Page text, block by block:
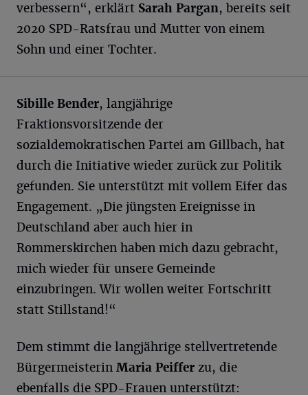
verbessern“, erklärt Sarah Pargan, bereits seit
2020 SPD-Ratsfrau und Mutter von einem
Sohn und einer Tochter.
Sibille Bender, langjährige
Fraktionsvorsitzende der
sozialdemokratischen Partei am Gillbach, hat
durch die Initiative wieder zurück zur Politik
gefunden. Sie unterstützt mit vollem Eifer das
Engagement. „Die jüngsten Ereignisse in
Deutschland aber auch hier in
Rommerskirchen haben mich dazu gebracht,
mich wieder für unsere Gemeinde
einzubringen. Wir wollen weiter Fortschritt
statt Stillstand!“
Dem stimmt die langjährige stellvertretende
Bürgermeisterin Maria Peiffer zu, die
ebenfalls die SPD-Frauen unterstützt: